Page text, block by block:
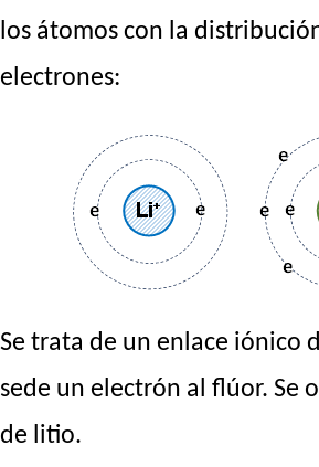
los átomos con la
electrones:
Se trata de un enlace iónico
sede un electrón al flúor. Se
de litio.